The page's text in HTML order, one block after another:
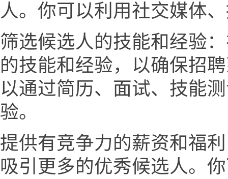
人。你可以利用社交媒体
筛选候选人的技能和经验
的技能和经验，以确保招
以通过简历、面试、技能
验。
提供有竞争力的薪资和福
吸引更多的优秀候选人。